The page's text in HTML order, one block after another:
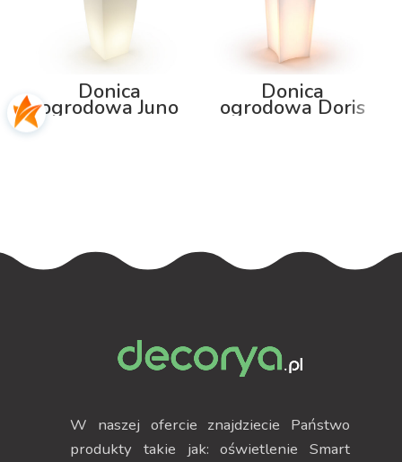
Donica
ogrodowa Juno
podświetleniem
Donica
ogrodowa Doris
W naszej ofercie znajdziecie Państwo
produkty takie jak: oświetlenie Smart